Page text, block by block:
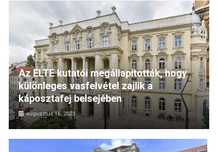
Az ELTE kutatói megállapították, hogy
különleges vasfelvétel zajlik a
káposztafej belsejében
augusztus 16, 2023